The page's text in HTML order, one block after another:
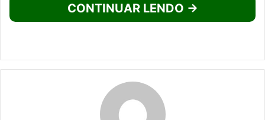
CONTINUAR LENDO →